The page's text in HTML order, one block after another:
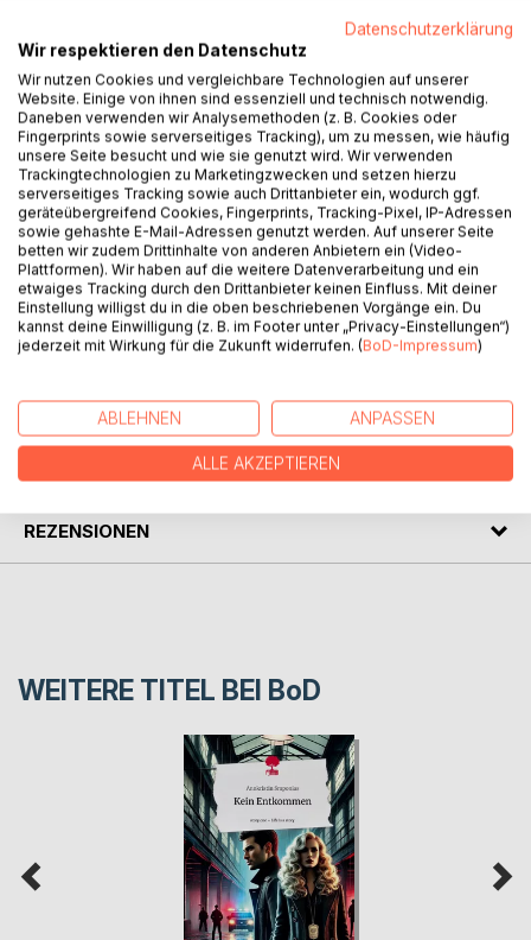
geschichtliche Epochen und Ereignisse neu und hautnah
mit seinem besten Freund Kuvey, der ihm mit Rat und Tat
zu Seite steht. Er breitet manchmal auch kräftigen Flügel
aus, um Nelo die Welt aus der Luft zu erklären.
Wie lebten die Menschen im alten Ägypten? Was genau
hatte es auf sich mit der Steinzeit? Wie aufregend war das
Leben als Ritter und wer oder was sind eigentlich diese
Wikinger?
Mit interessanten Fakten, rund um geschichtliche Epochen,
wird Kindern mit liebevoll und spannend gestalteten kurzen
Geschichten, Wissen vermittelt.
AUTOR/IN
REZENSIONEN
WEITERE TITEL BEI BoD
Datenschutzerklärung
Wir respektieren den Datenschutz
Wir nutzen Cookies und vergleichbare Technologien auf unserer
Website. Einige von ihnen sind essenziell und technisch notwendig.
Daneben verwenden wir Analysemethoden (z. B. Cookies oder
Fingerprints sowie serverseitiges Tracking), um zu messen, wie häufig
unsere Seite besucht und wie sie genutzt wird. Wir verwenden
Trackingtechnologien zu Marketingzwecken und setzen hierzu
serverseitiges Tracking sowie auch Drittanbieter ein, wodurch ggf.
geräteübergreifend Cookies, Fingerprints, Tracking-Pixel, IP-Adressen
sowie gehashte E-Mail-Adressen genutzt werden. Auf unserer Seite
betten wir zudem Drittinhalte von anderen Anbietern ein (Video-
Plattformen). Wir haben auf die weitere Datenverarbeitung und ein
etwaiges Tracking durch den Drittanbieter keinen Einfluss. Mit deiner
Einstellung willigst du in die oben beschriebenen Vorgänge ein. Du
kannst deine Einwilligung (z. B. im Footer unter „Privacy-Einstellungen“)
jederzeit mit Wirkung für die Zukunft widerrufen. (BoD-Impressum)
ABLEHNEN ANPASSEN
ALLE AKZEPTIEREN